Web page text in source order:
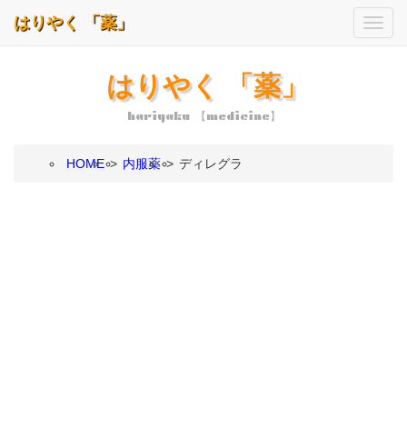
はりやく 「薬」
hariyaku 【medicine】
はりやく 「薬」
HOME > 内服薬 > ディレグラ